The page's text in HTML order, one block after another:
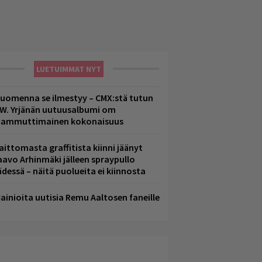
LUETUIMMAT NYT
se ilmestyy – CMX:stä tutun
Yrjänän uutuusalbumi om
kokonaisuus
graffitista kiinni jäänyt
Arhinmäki jälleen spraypullo
– näitä puolueita ei kiinnosta
uutisia Remu Aaltosen faneille